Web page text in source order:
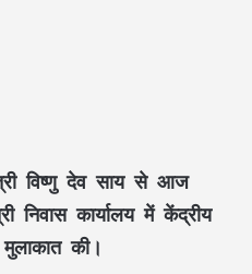
विष्णु देव साय से आज
निवास कार्यालय में केंद्रीय
की।